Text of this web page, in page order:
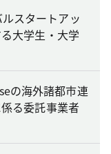
スタートアッ
大学生・大学
の海外諸都市連
る委託事業者